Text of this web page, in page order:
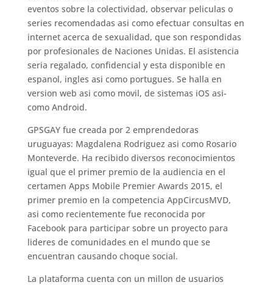
eventos sobre la colectividad, observar peliculas o
series recomendadas asi­ como efectuar consultas en
internet acerca de sexualidad, que son respondidas
por profesionales de Naciones Unidas. El asistencia
seri­a regalado, confidencial y esta disponible en
espanol, ingles asi­ como portugues. Se halla en
version web asi­ como movil, de sistemas iOS asi­
como Android.
GPSGAY fue creada por 2 emprendedoras
uruguayas: Magdalena Rodriguez asi­ como Rosario
Monteverde. Ha recibido diversos reconocimientos
igual que el primer premio de la audiencia en el
certamen Apps Mobile Premier Awards 2015, el
primer premio en la competencia AppCircusMVD,
asi­ como recientemente fue reconocida por
Facebook para participar sobre un proyecto para
lideres de comunidades en el mundo que se
encuentran causando choque social.
La plataforma cuenta con un millon de usuarios